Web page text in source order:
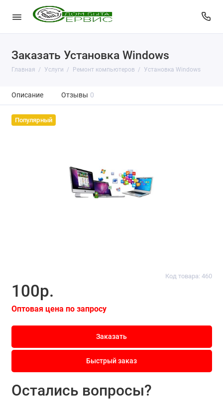
Заказать Установка Windows
Главная Услуги Ремонт компьютеров Установка Windows
Описание Отзывы 0
Популярный
Код товара: 460
100р.
Оптовая цена по запросу
Заказать
Быстрый заказ
Остались вопросы?